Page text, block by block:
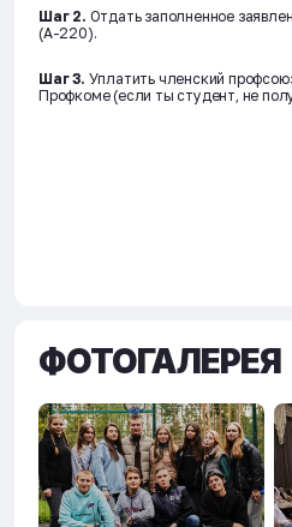
Шаг 2. Отдать заполненное
(А-220).
Шаг 3. Уплатить членский
Профкоме (если ты студент, не
ФОТОГАЛЕРЕЯ